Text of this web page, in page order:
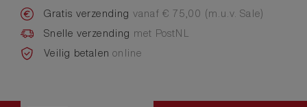
Gratis verzending vanaf € 75,00 (m.u.v. Sale)
Snelle verzending met PostNL
Veilig betalenonline